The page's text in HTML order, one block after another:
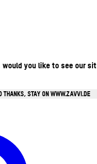
you like to see our
THANKS, STAY ON WWW.ZAVVI.DE